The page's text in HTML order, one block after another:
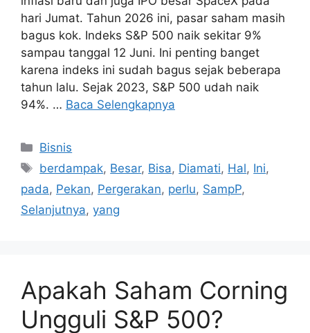
hari Jumat. Tahun 2026 ini, pasar saham masih
bagus kok. Indeks S&P 500 naik sekitar 9%
sampau tanggal 12 Juni. Ini penting banget
karena indeks ini sudah bagus sejak beberapa
tahun lalu. Sejak 2023, S&P 500 udah naik
94%. … Baca Selengkapnya
Kategori
Bisnis
Tag
berdampak, Besar, Bisa, Diamati, Hal, Ini,
pada, Pekan, Pergerakan, perlu, SampP,
Selanjutnya, yang
Apakah Saham Corning
Ungguli S&P 500?